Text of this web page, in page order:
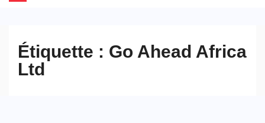
Étiquette : Go Ahead Africa
Ltd